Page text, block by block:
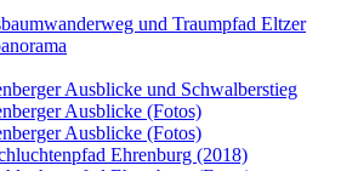
und Traumpfad Eltzer
Ausblicke und Schwalberstieg
Ausblicke (Fotos)
Ausblicke (Fotos)
Ehrenburg (2018)